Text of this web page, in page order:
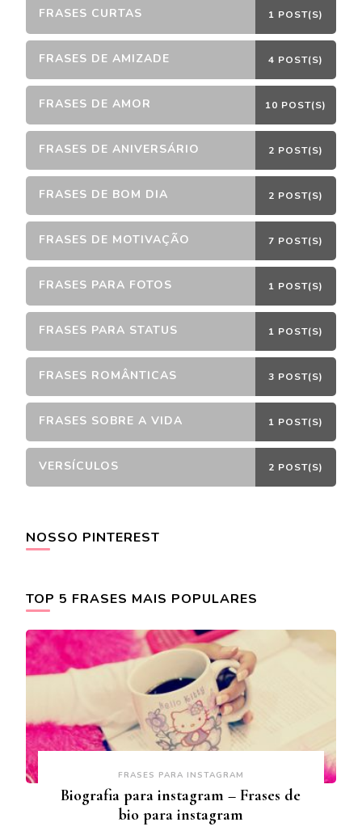
FRASES CURTAS 1 POST(S)
FRASES DE AMIZADE 4 POST(S)
FRASES DE AMOR 10 POST(S)
FRASES DE ANIVERSÁRIO 2 POST(S)
FRASES DE BOM DIA 2 POST(S)
FRASES DE MOTIVAÇÃO 7 POST(S)
FRASES PARA FOTOS 1 POST(S)
FRASES PARA STATUS 1 POST(S)
FRASES ROMÂNTICAS 3 POST(S)
FRASES SOBRE A VIDA 1 POST(S)
VERSÍCULOS 2 POST(S)
NOSSO PINTEREST
TOP 5 FRASES MAIS POPULARES
FRASES PARA INSTAGRAM
Biografia para instagram – Frases de
bio para instagram